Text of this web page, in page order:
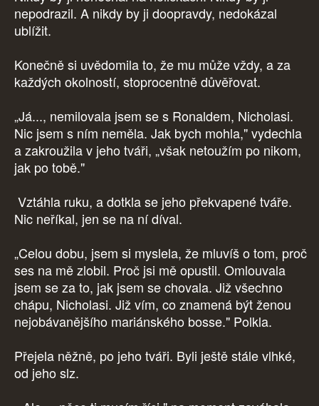
nepodrazil. A nikdy by ji doopravdy, nedokázal
ublížit.
Konečně si uvědomila to, že mu může vždy, a za
každých okolností, stoprocentně důvěřovat.
„Já..., nemilovala jsem se s Ronaldem, Nicholasi.
Nic jsem s ním neměla. Jak bych mohla," vydechla
a zakroužila v jeho tváři, „však netoužím po nikom,
jak po tobě."
Vztáhla ruku, a dotkla se jeho překvapené tváře.
Nic neříkal, jen se na ní díval.
„Celou dobu, jsem si myslela, že mluvíš o tom, proč
ses na mě zlobil. Proč jsi mě opustil. Omlouvala
jsem se za to, jak jsem se chovala. Již všechno
chápu, Nicholasi. Již vím, co znamená být ženou
nejobávanějšího mariánského bosse." Polkla.
Přejela něžně, po jeho tváři. Byli ještě stále vlhké,
od jeho slz.